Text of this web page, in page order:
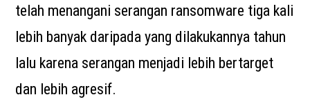
telah menangani serangan ransomware tiga kali
lebih banyak daripada yang dilakukannya tahun
lalu karena serangan menjadi lebih bertarget
dan lebih agresif.